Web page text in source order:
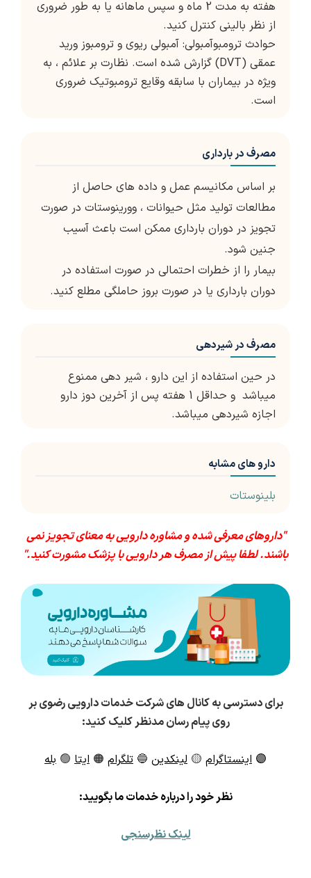
هفته به مدت 2 ماه و سپس ماهانه یا به طور ضروری
از نظر بالینی کنترل کنید.
حوادث ترومبوآمبولی: آمبولی ریوی و ترومبوز ورید
عمقی (DVT) گزارش شده است. نظارت بر علائم ، به
ویژه در بیماران با سابقه وقایع ترومبوتیک ضروری
است.
مصرف در بارداری
بر اساس مکانیسم عمل و داده های حاصل از
مطالعات تولید مثل حیوانات ، وورینوستات در صورت
تجویز در دوران بارداری ممکن است باعث آسیب
جنین شود.
بیمار را از خطرات احتمالی در صورت استفاده در
دوران بارداری یا در صورت بروز حاملگی مطلع کنید.
مصرف در شیردهی
در حین استفاده از این دارو ، شیر دهی ممنوع
میباشد و حداقل 1 هفته پس از آخرین دوز دارو
اجازه شیردهی میباشد.
دارو های مشابه
بلینوستات
"داروهای معرفی شده و مشاوره دارویی به معنای تجویز نمی
باشند. لطفا پیش از مصرف هر دارویی با پزشک مشورت کنید."
برای دسترسی به کانال های شرکت خدمات دارویی رضوی بر
روی پیام رسان مدنظر کلیک کنید:
🟣 اینستاگرام 🟡 لینکدین 🔵 تلگرام 🟠 ایتا 🟢 بله
نظر خود را درباره خدمات ما بگویید:
لینک نظرسنجی